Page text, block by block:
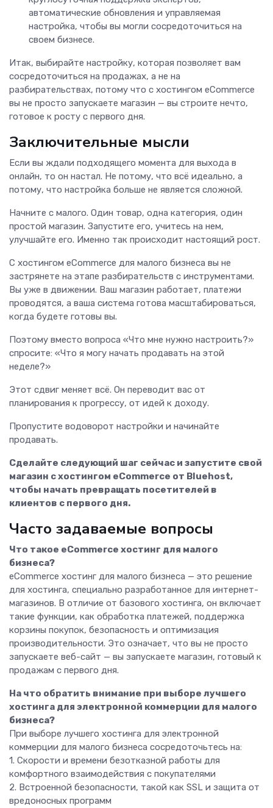
автоматические обновления и управляемая
настройка, чтобы вы могли сосредоточиться на
своем бизнесе.
Итак, выбирайте настройку, которая позволяет вам
сосредоточиться на продажах, а не на
разбирательствах, потому что с хостингом eCommerce
вы не просто запускаете магазин — вы строите нечто,
готовое к росту с первого дня.
Заключительные мысли
Если вы ждали подходящего момента для выхода в
онлайн, то он настал. Не потому, что всё идеально, а
потому, что настройка больше не является сложной.
Начните с малого. Один товар, одна категория, один
простой магазин. Запустите его, учитесь на нем,
улучшайте его. Именно так происходит настоящий рост.
С хостингом eCommerce для малого бизнеса вы не
застрянете на этапе разбирательств с инструментами.
Вы уже в движении. Ваш магазин работает, платежи
проводятся, а ваша система готова масштабироваться,
когда будете готовы вы.
Поэтому вместо вопроса «Что мне нужно настроить?»
спросите: «Что я могу начать продавать на этой
неделе?»
Этот сдвиг меняет всё. Он переводит вас от
планирования к прогрессу, от идей к доходу.
Пропустите водоворот настройки и начинайте
продавать.
Сделайте следующий шаг сейчас и запустите свой
магазин с хостингом eCommerce от Bluehost,
чтобы начать превращать посетителей в
клиентов с первого дня.
Часто задаваемые вопросы
Что такое eCommerce хостинг для малого
бизнеса?
eCommerce хостинг для малого бизнеса — это решение
для хостинга, специально разработанное для интернет-
магазинов. В отличие от базового хостинга, он включает
такие функции, как обработка платежей, поддержка
корзины покупок, безопасность и оптимизация
производительности. Это означает, что вы не просто
запускаете веб-сайт — вы запускаете магазин, готовый к
продажам с первого дня.
На что обратить внимание при выборе лучшего
хостинга для электронной коммерции для малого
бизнеса?
При выборе лучшего хостинга для электронной
коммерции для малого бизнеса сосредоточьтесь на:
1. Скорости и времени безотказной работы для
комфортного взаимодействия с покупателями
2. Встроенной безопасности, такой как SSL и защита от
вредоносных программ